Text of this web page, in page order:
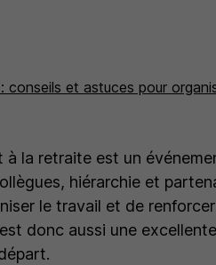
et astuces pour
la retraite est un
hiérarchie et
le travail et de
donc aussi une